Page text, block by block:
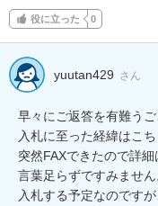
役に立った 0
yuutan429 さん
早々にご返答を有難うご
入札に至った経緯はこ
突然FAXできたので詳細
言葉足らずですみません
入札する予定なのです